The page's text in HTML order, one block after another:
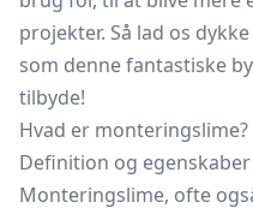
projekter. Så lad os
som denne fantastiske
tilbyde!
Hvad er monteringslime?
Definition og egenskaber
Monteringslime, ofte